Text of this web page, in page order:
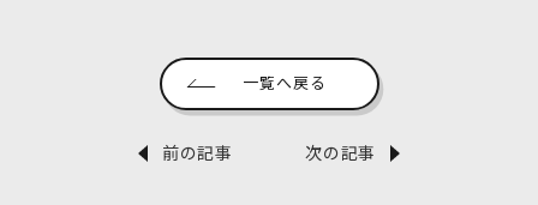
前の記事
一覧へ戻る
次の記事